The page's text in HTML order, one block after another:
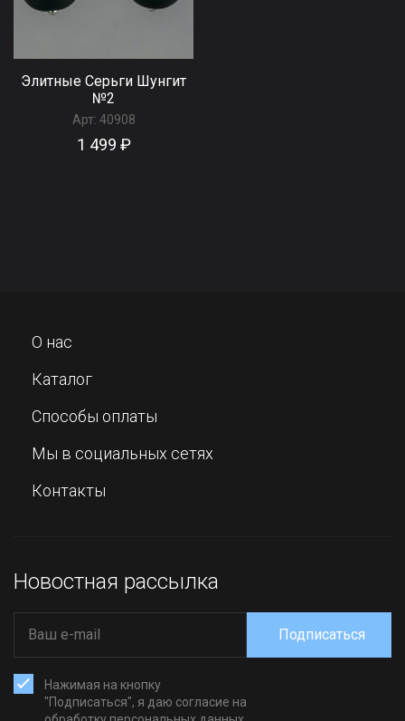
Элитные Серьги Шунгит
№2
Арт: 40908
1 499 ₽
О нас
Каталог
Способы оплаты
Мы в социальных сетях
Контакты
Новостная рассылка
Нажимая на кнопку
"Подписаться", я даю согласие на
Подписаться